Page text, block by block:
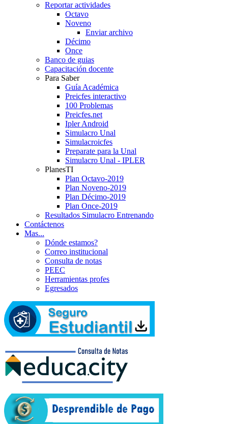
Reportar actividades
Octavo
Noveno
Enviar archivo
Décimo
Once
Banco de guias
Capacitación docente
Para Saber
Guía Académica
Preicfes interactivo
100 Problemas
Preicfes.net
Ipler Android
Simulacro Unal
Simulacroicfes
Preparate para la Unal
Simulacro Unal - IPLER
PlanesTI
Plan Octavo-2019
Plan Noveno-2019
Plan Décimo-2019
Plan Once-2019
Resultados Simulacro Entrenando
Contáctenos
Mas...
Dónde estamos?
Correo institucional
Consulta de notas
PEEC
Herramientas profes
Egresados